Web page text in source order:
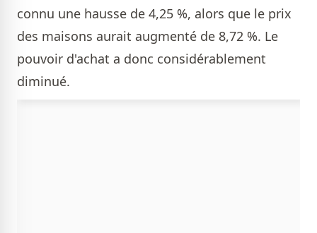
connu une hausse de 4,25 %, alors que le prix
des maisons aurait augmenté de 8,72 %. Le
pouvoir d'achat a donc considérablement
diminué.